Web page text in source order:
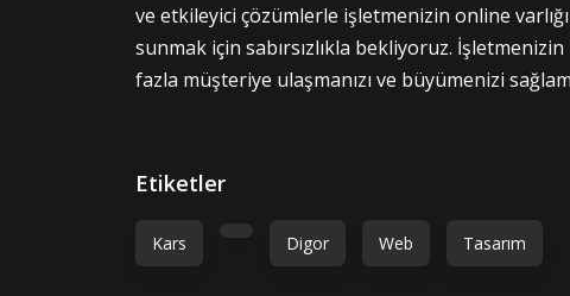
ve etkileyici çözümlerle işletmenizin online
sunmak için sabırsızlıkla bekliyoruz.
fazla müşteriye ulaşmanızı ve büyümenizi
Etiketler
Kars Digor Web Tasarım